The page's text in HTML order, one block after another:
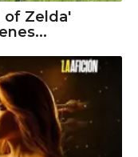
of Zelda'